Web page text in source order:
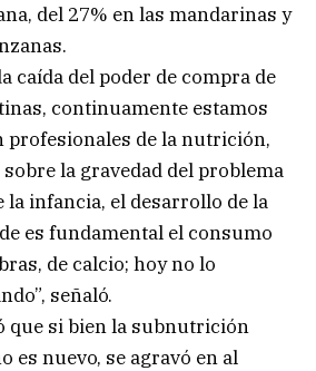
del 27% en las mandarinas y
caída del poder de compra de
continuamente estamos
profesionales de la nutrición,
la gravedad del problema
la infancia, el desarrollo de la
es fundamental el consumo
de calcio; hoy no lo
señaló.
que si bien la subnutrición
es nuevo, se agravó en al